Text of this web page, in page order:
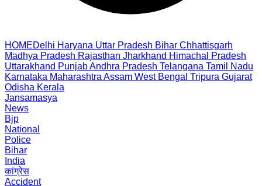
HOMEDelhi Haryana Uttar Pradesh Bihar Chhattisgarh
Madhya Pradesh Rajasthan Jharkhand Himachal Pradesh
Uttarakhand PunjabAndhra Pradesh Telangana Tamil Nadu
Karnataka Maharashtra Assam West Bengal Tripura Gujarat
Odisha Kerala
Jansamasya
News
Bjp
National
Police
Bihar
India
कांग्रेस
Accident